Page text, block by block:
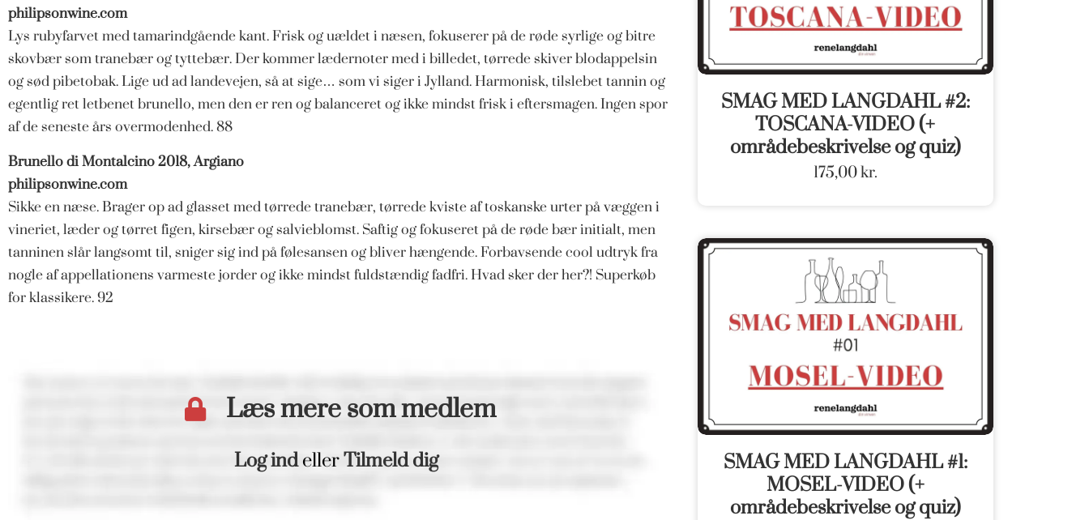
philipsonwine.com
Lys rubyfarvet med tamarindgående kant. Frisk og uældet i næsen, fokuserer på de røde syrlige og bitre
skovbær som tranebær og tyttebær. Der kommer lædernoter med i billedet, tørrede skiver blodappelsin
og sød pibetobak. Lige ud ad landevejen, så at sige… som vi siger i Jylland. Harmonisk, tilslebet tannin og
egentlig ret letbenet brunello, men den er ren og balanceret og ikke mindst frisk i eftersmagen. Ingen spor
af de seneste års overmodenhed. 88
Brunello di Montalcino 2018, Argiano
philipsonwine.com
Sikke en næse. Brager op ad glasset med tørrede tranebær, tørrede kviste af toskanske urter på væggen i
vineriet, læder og tørret figen, kirsebær og salvieblomst. Saftig og fokuseret på de røde bær initialt, men
tanninen slår langsomt til, sniger sig ind på følesansen og bliver hængende. Forbavsende cool udtryk fra
nogle af appellationens varmeste jorder og ikke mindst fuldstændig fadfri. Hvad sker der her?! Superkøb
for klassikere. 92
Læs mere som medlem
Log indellerTilmeld dig
SMAG MED LANGDAHL #2:
TOSCANA-VIDEO (+
områdebeskrivelse og quiz)
175,00kr.
SMAG MED LANGDAHL #1:
MOSEL-VIDEO (+
områdebeskrivelse og quiz)